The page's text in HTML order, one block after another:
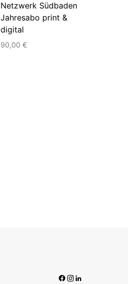
Netzwerk Südbaden
Jahresabo print &
digital
90,00 €